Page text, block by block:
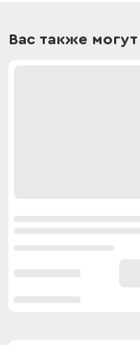
Вас также